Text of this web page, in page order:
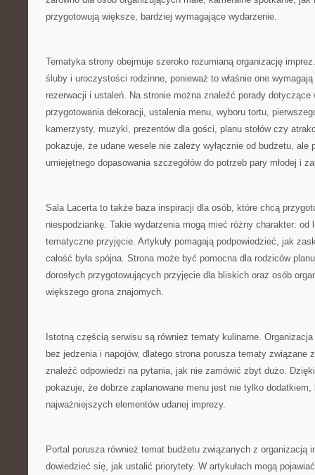
przygotowują większe, bardziej wymagające wydarzenie.
Tematyka strony obejmuje szeroko rozumianą organizację
śluby i uroczystości rodzinne, ponieważ to właśnie one
rezerwacji i ustaleń. Na stronie można znaleźć porady dotyczące
przygotowania dekoracji, ustalenia menu, wyboru tortu,
kamerzysty, muzyki, prezentów dla gości, planu stołów czy
pokazuje, że udane wesele nie zależy wyłącznie od budżetu, ale
umiejętnego dopasowania szczegółów do potrzeb pary młodej i
Sala Lacerta to także baza inspiracji dla osób, które chcą
niespodziankę. Takie wydarzenia mogą mieć różny charakter: od
tematyczne przyjęcie. Artykuły pomagają podpowiedzieć, jak
całość była spójna. Strona może być pomocna dla rodziców
dorosłych przygotowujących przyjęcie dla bliskich oraz osób
większego grona znajomych.
Istotną częścią serwisu są również tematy kulinarne.
bez jedzenia i napojów, dlatego strona porusza tematy związane
znaleźć odpowiedzi na pytania, jak nie zamówić zbyt dużo.
pokazuje, że dobrze zaplanowane menu jest nie tylko
najważniejszych elementów udanej imprezy.
Portal porusza również temat budżetu związanych z organizacją
dowiedzieć się, jak ustalić priorytety. W artykułach mogą